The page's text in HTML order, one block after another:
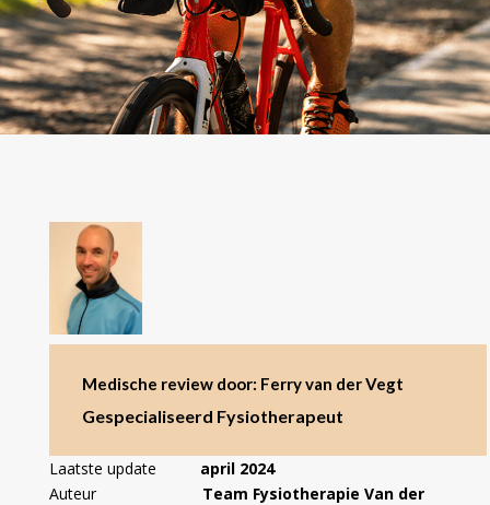
Medische review door: Ferry van der Vegt
Gespecialiseerd Fysiotherapeut
Laatste update
april 2024
Auteur
Team Fysiotherapie Van der